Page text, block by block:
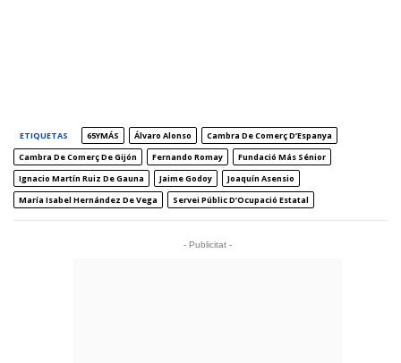
ETIQUETAS 65YMÁS Álvaro Alonso
Cambra De Comerç D’Espanya
Cambra De Comerç De Gijón
Fernando Romay
Fundació Más Sénior
Ignacio Martín Ruiz De Gauna
Jaime Godoy
Joaquín Asensio
María Isabel Hernández De Vega
Servei Públic D’Ocupació Estatal
- Publicitat -